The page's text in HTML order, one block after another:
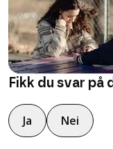
Fikk du svar på
Ja Nei